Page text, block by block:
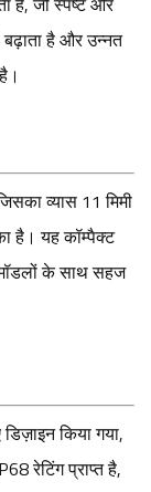
है और उन्नत
व्यास 11 मिमी
है। यह कॉम्पैक्ट
मॉडलों के साथ सहज
किया गया,
रेटिंग प्राप्त है,